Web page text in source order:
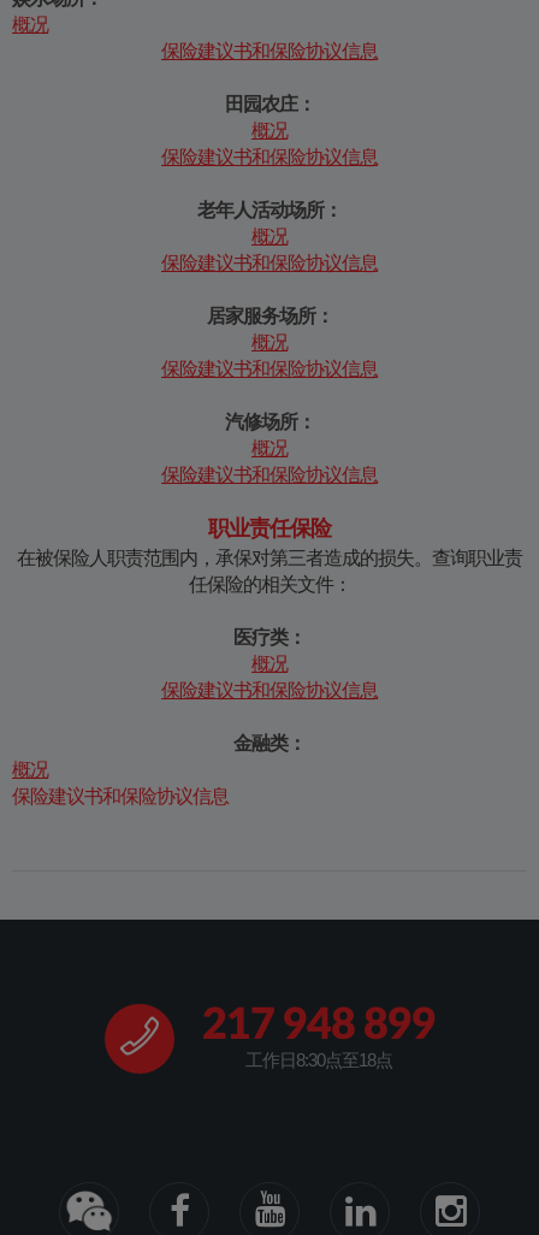
概况
保险建议书和保险协议信息
田园农庄：
概况
保险建议书和保险协议信息
老年人活动场所：
概况
保险建议书和保险协议信息
居家服务场所：
概况
保险建议书和保险协议信息
汽修场所：
概况
保险建议书和保险协议信息
职业责任保险
在被保险人职责范围内，承保对第三者造成的损失。查询职业责
任保险的相关文件：
医疗类：
概况
保险建议书和保险协议信息
金融类：
概况
保险建议书和保险协议信息
217 948 899
工作日8:30点至18点